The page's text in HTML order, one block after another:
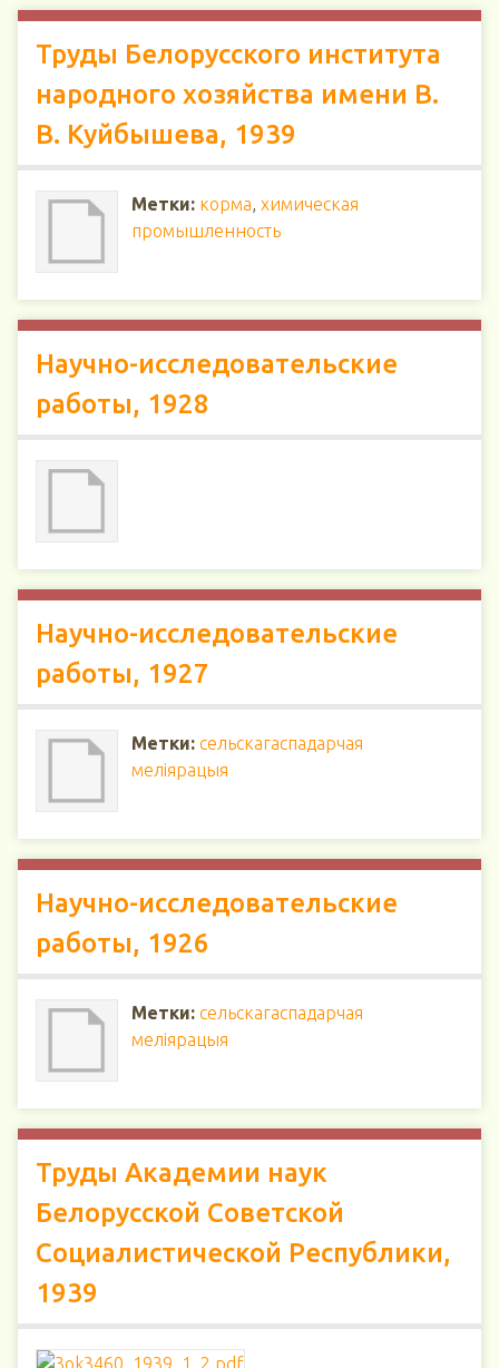
Труды Белорусского института
народного хозяйства имени В.
В. Куйбышева, 1939
Метки: корма, химическая
промышленность
Научно-исследовательские
работы, 1928
Научно-исследовательские
работы, 1927
Метки: сельскагаспадарчая
меліярацыя
Научно-исследовательские
работы, 1926
Метки: сельскагаспадарчая
меліярацыя
Труды Академии наук
Белорусской Советской
Социалистической Республики,
1939